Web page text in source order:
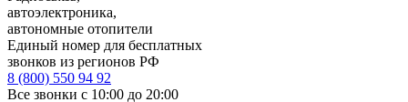
автоэлектроника,
автономные отопители
Единый номер для бесплатных
звонков из регионов РФ
8 (800) 550 94 92
Все звонки с 10:00 до 20:00